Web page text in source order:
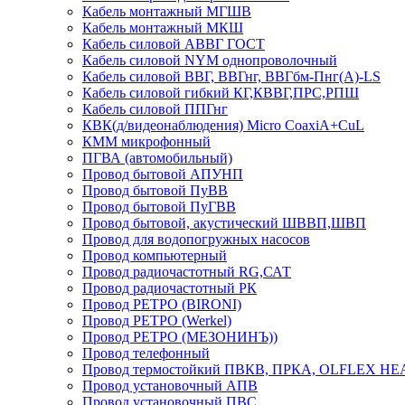
Кабель монтажный МГШВ
Кабель монтажный МКШ
Кабель силовой АВВГ ГОСТ
Кабель силовой NYM однопроволочный
Кабель силовой ВВГ, ВВГнг, ВВГбм-Пнг(А)-LS
Кабель силовой гибкий КГ,КВВГ,ПРС,РПШ
Кабель силовой ППГнг
КВК(д/видеонаблюдения) Micro CoaxiA+CuL
КММ микрофонный
ПГВА (автомобильный)
Провод бытовой АПУНП
Провод бытовой ПуВВ
Провод бытовой ПуГВВ
Провод бытовой, акустический ШВВП,ШВП
Провод для водопогружных насосов
Провод компьютерный
Провод радиочастотный RG,САТ
Провод радиочастотный РК
Провод РЕТРО (BIRONI)
Провод РЕТРО (Werkel)
Провод РЕТРО (МЕЗОНИНЪ))
Провод телефонный
Провод термостойкий ПВКВ, ПРКА, OLFLEX
Провод установочный АПВ